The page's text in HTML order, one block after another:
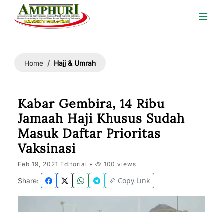
Home Hajj & Umrah
Kabar Gembira, 14 Ribu
Jamaah Haji Khusus Sudah
Masuk Daftar Prioritas
Vaksinasi
Feb 19, 2021 Editorial • 100 views
Share: Copy Link